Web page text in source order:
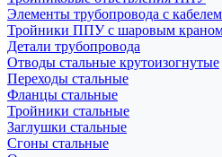
Элементы трубопровода с
Тройники ППУ с шаровым
Детали трубопровода
Отводы стальные крутоизогнутые
Переходы стальные
Фланцы стальные
Тройники стальные
Заглушки стальные
Сгоны стальные